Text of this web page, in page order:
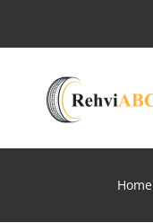
content
Home